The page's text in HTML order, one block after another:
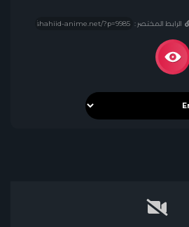
الرابط المختصر :